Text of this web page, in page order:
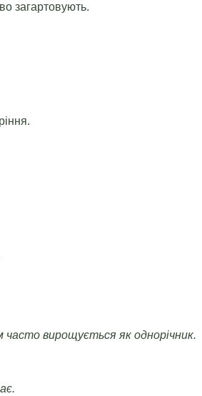
загартовують.
вирощується як однорічник.